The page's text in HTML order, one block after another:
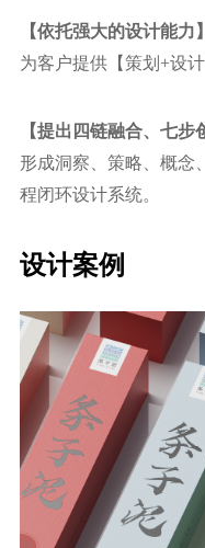
【依托强⼤的设计能力】
为客户提供【策划+设
【提出四链融合、七步
形成洞察、策略、概念
程闭环设计系统。
设计案例